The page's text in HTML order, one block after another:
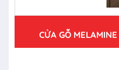
CỬA GỖ